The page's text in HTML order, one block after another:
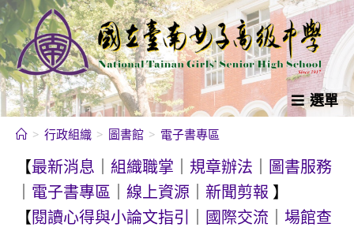
跳
轉
至
主
要
內
選單
> 行政組織 > 圖書館 > 電子書專區
【最新消息 組織職掌 規章辦法
圖書服務
電子書專區 線上資源 新聞剪報 】
【閱讀心得與小論文指引 國際交流
場館查